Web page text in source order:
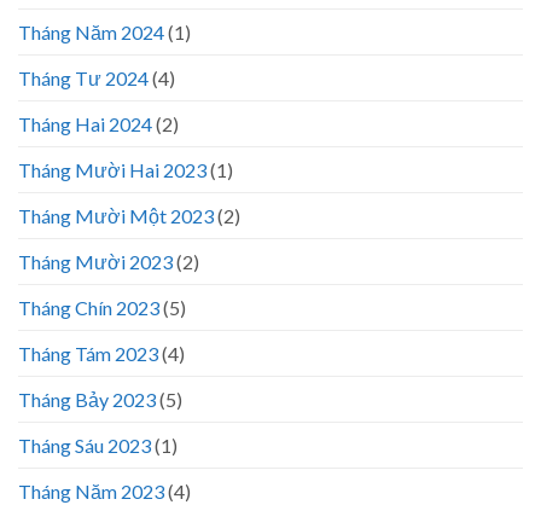
Tháng Năm 2024(1)
Tháng Tư 2024(4)
Tháng Hai 2024(2)
Tháng Mười Hai 2023(1)
Tháng Mười Một 2023(2)
Tháng Mười 2023(2)
Tháng Chín 2023(5)
Tháng Tám 2023(4)
Tháng Bảy 2023(5)
Tháng Sáu 2023(1)
Tháng Năm 2023(4)